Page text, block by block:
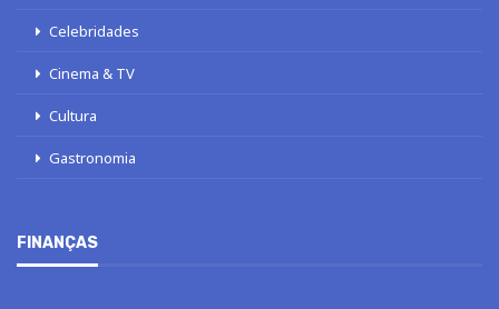
Celebridades
Cinema & TV
Cultura
Gastronomia
FINANÇAS